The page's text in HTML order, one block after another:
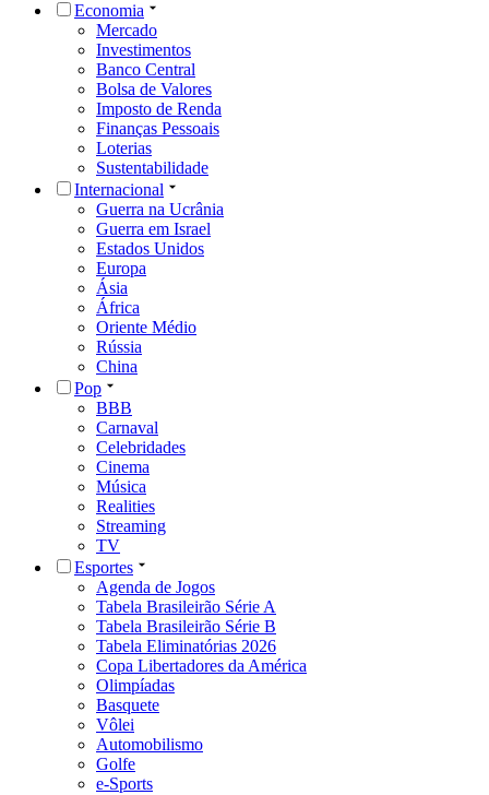
Economia
Mercado
Investimentos
Banco Central
Bolsa de Valores
Imposto de Renda
Finanças Pessoais
Loterias
Sustentabilidade
Internacional
Guerra na Ucrânia
Guerra em Israel
Estados Unidos
Europa
Ásia
África
Oriente Médio
Rússia
China
Pop
BBB
Carnaval
Celebridades
Cinema
Música
Realities
Streaming
TV
Esportes
Agenda de Jogos
Tabela Brasileirão Série A
Tabela Brasileirão Série B
Tabela Eliminatórias 2026
Copa Libertadores da América
Olimpíadas
Basquete
Vôlei
Automobilismo
Golfe
e-Sports